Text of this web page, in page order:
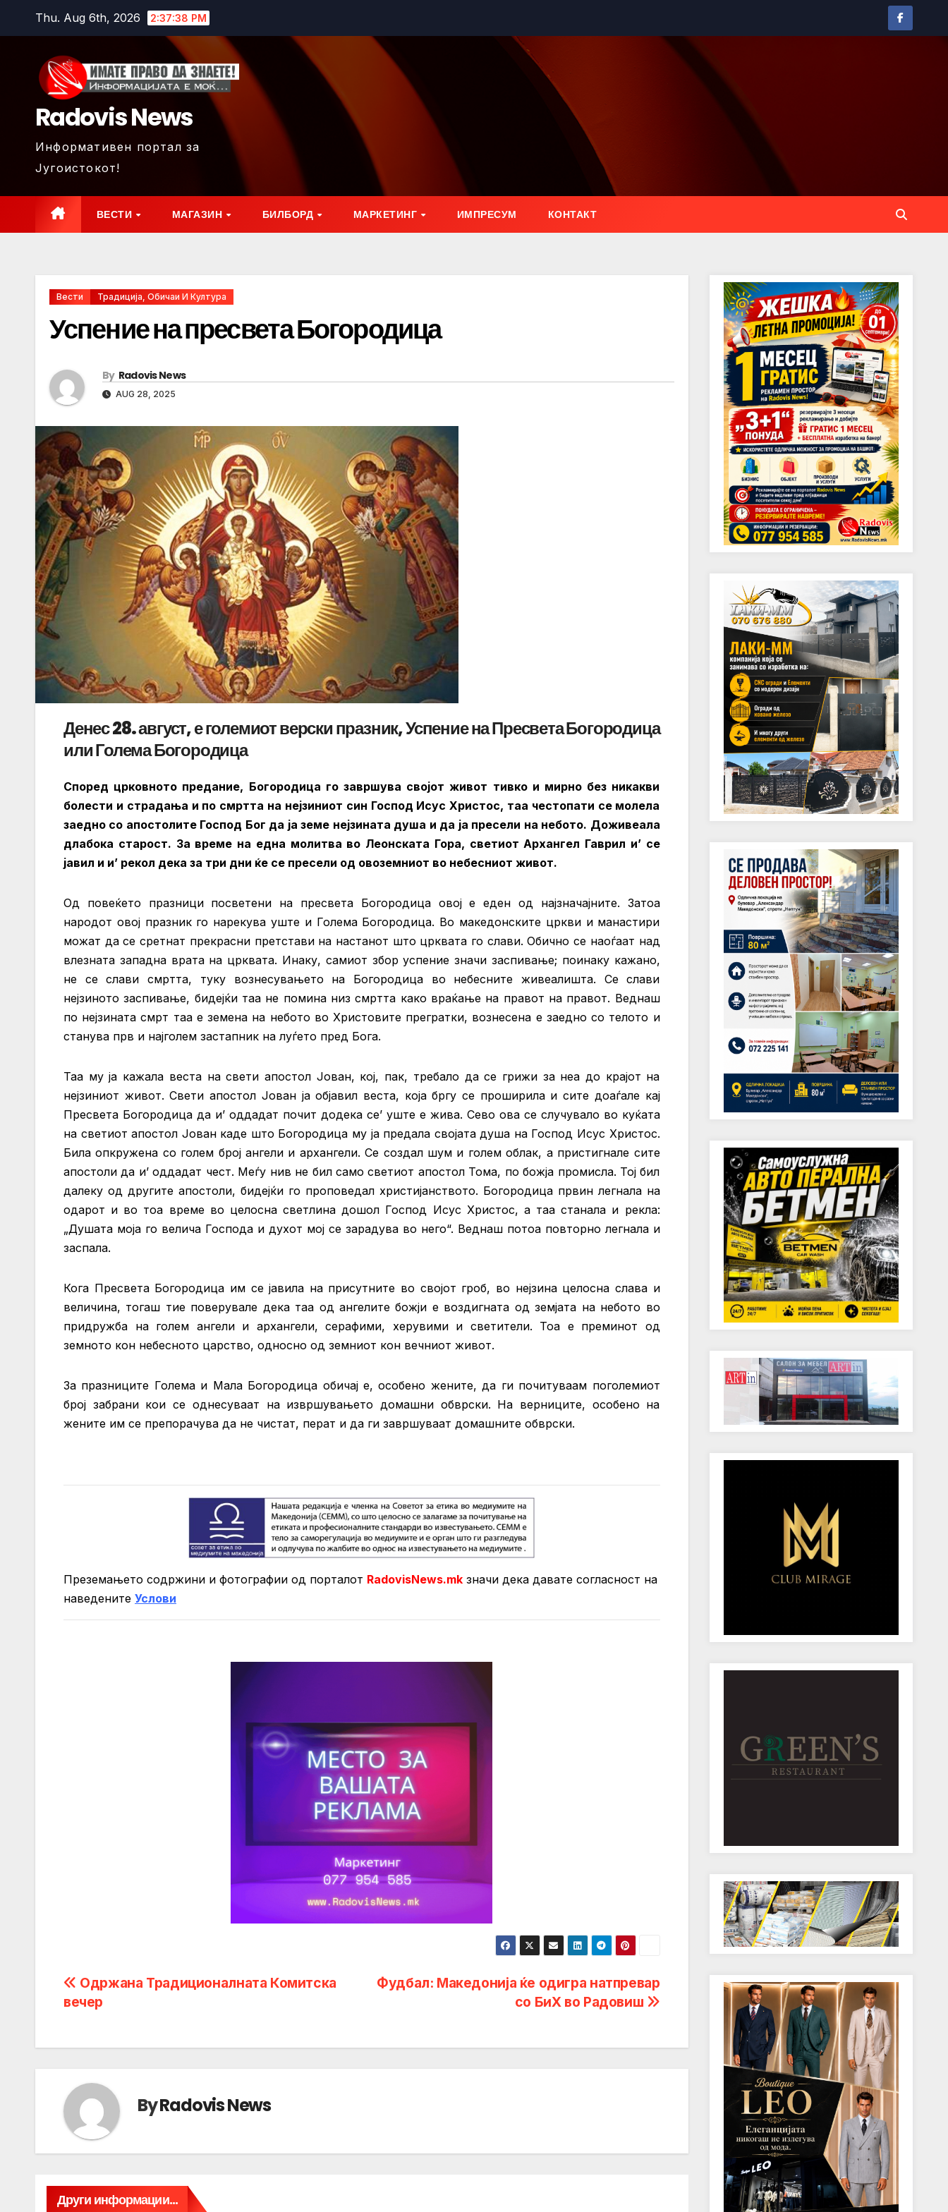
Thu. Aug 6th, 2026 2:37:39 PM
Radovis News
Информативен портал за
Југоистокот!
ВЕСТИ МАГАЗИН БИЛБОРД МАРКЕТИНГ ИМПРЕСУМ КОНТАКТ
Вести Традиција, Обичаи И Култура
Успение на пресвета Богородица
By Radovis News
AUG 28, 2025
Денес 28. август, е големиот верски празник, Успение на Пресвета Богородица
или Голема Богородица
Според црковното предание, Богородица го завршува својот живот тивко и мирно без никакви
болести и страдања и по смртта на нејзиниот син Господ Исус Христос, таа честопати се молела
заедно со апостолите Господ Бог да ја земе нејзината душа и да ја пресели на небото. Доживеала
длабока старост. За време на една молитва во Леонската Гора, светиот Архангел Гаврил и’ се
јавил и и’ рекол дека за три дни ќе се пресели од овоземниот во небесниот живот.
Од повеќето празници посветени на пресвета Богородица овој е еден од најзначајните. Затоа
народот овој празник го нарекува уште и Голема Богородица. Во македонските цркви и манастири
можат да се сретнат прекрасни претстави на настанот што црквата го слави. Обично се наоѓаат над
влезната западна врата на црквата. Инаку, самиот збор успение значи заспивање; поинаку кажано,
не се слави смртта, туку вознесувањето на Богородица во небесните живеалишта. Се слави
нејзиното заспивање, бидејќи таа не помина низ смртта како враќање на правот на правот. Веднаш
по нејзината смрт таа е земена на небото во Христовите прегратки, вознесена е заедно со телото и
станува прв и најголем застапник на луѓето пред Бога.
Таа му ја кажала веста на свети апостол Јован, кој, пак, требало да се грижи за неа до крајот на
нејзиниот живот. Свети апостол Јован ја објавил веста, која бргу се проширила и сите доаѓале кај
Пресвета Богородица да и’ оддадат почит додека се’ уште е жива. Сево ова се случувало во куќата
на светиот апостол Јован каде што Богородица му ја предала својата душа на Господ Исус Христос.
Била опкружена со голем број ангели и архангели. Се создал шум и голем облак, а пристигнале сите
апостоли да и’ оддадат чест. Меѓу нив не бил само светиот апостол Тома, по божја промисла. Тој бил
далеку од другите апостоли, бидејќи го проповедал христијанството. Богородица првин легнала на
одарот и во тоа време во целосна светлина дошол Господ Исус Христос, а таа станала и рекла:
„Душата моја го велича Господа и духот мој се зарадува во него“. Веднаш потоа повторно легнала и
заспала.
Кога Пресвета Богородица им се јавила на присутните во својот гроб, во нејзина целосна слава и
величина, тогаш тие поверувале дека таа од ангелите божји е воздигната од земјата на небото во
придружба на голем ангели и архангели, серафими, херувими и светители. Тоа е преминот од
земното кон небесното царство, односно од земниот кон вечниот живот.
За празниците Голема и Мала Богородица обичај е, особено жените, да ги почитуваам поголемиот
број забрани кои се однесуваат на извршувањето домашни обврски. На верниците, особено на
жените им се препорачува да не чистат, перат и да ги завршуваат домашните обврски.
Преземањето содржини и фотографии од порталот RadovisNews.mk значи дека давате согласност на
нaведените Услови
Post
navigation
Фудбал: Македонија ќе одигра натпревар
со БиХ во Радовиш
Одржана Традиционалната Комитска
вечер
ByRadovis News
Други информации...